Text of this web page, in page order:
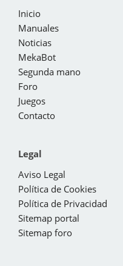
Inicio
Manuales
Noticias
MekaBot
Segunda mano
Foro
Juegos
Contacto
Legal
Aviso Legal
Política de Cookies
Política de Privacidad
Sitemap portal
Sitemap foro